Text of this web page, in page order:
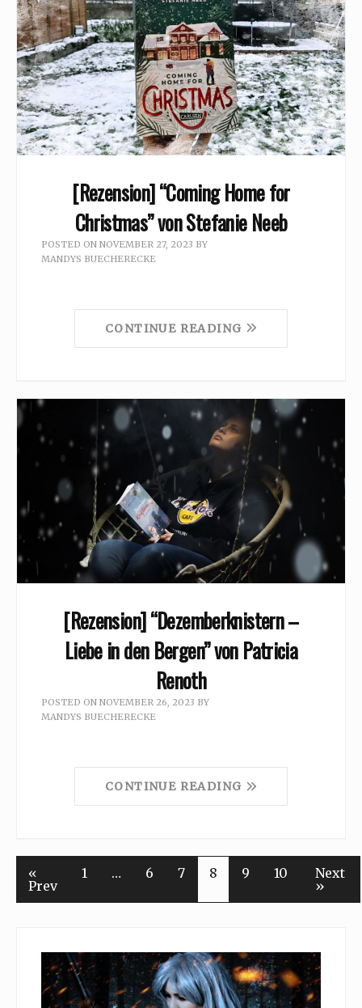
[Rezension] “Coming Home for
Christmas” von Stefanie Neeb
POSTED ON NOVEMBER 27, 2023 BY
MANDYS BUECHERECKE
CONTINUE READING
[Rezension] “Dezemberknistern –
Liebe in den Bergen” von Patricia
Renoth
POSTED ON NOVEMBER 26, 2023 BY
MANDYS BUECHERECKE
CONTINUE READING
«
Prev
1 … 6 7 8 9 10
Next
»